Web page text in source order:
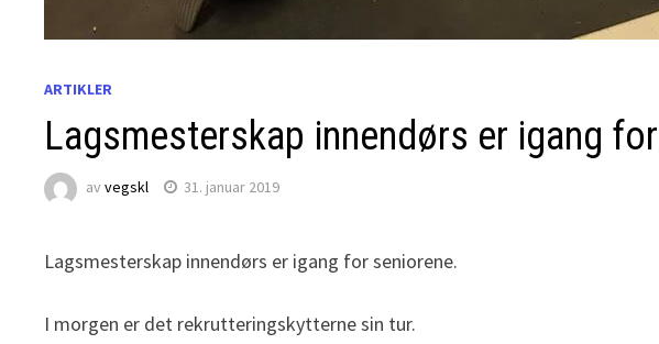
ARTIKLER
Lagsmesterskap innendørs er igang
avvegskl 31. januar 2019
Lagsmesterskap innendørs er igang for seniorene.
I morgen er det rekrutteringskytterne sin tur.